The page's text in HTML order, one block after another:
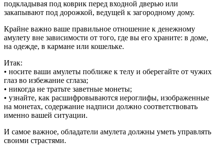
подкладывая под коврик перед входной дверью или
закапывают под дорожкой, ведущей к загородному дому.
Крайне важно ваше правильное отношение к денежному
амулету вне зависимости от того, где вы его храните: в доме,
на одежде, в кармане или кошельке.
Итак:
• носите ваши амулеты поближе к телу и оберегайте от чужих
глаз во избежание сглаза;
• никогда не тратьте заветные монеты;
• узнайте, как расшифровываются иероглифы, изображенные
на монетах, содержание надписи должно соответствовать
именно вашей ситуации.
И самое важное, обладатели амулета должны уметь управлять
своими страстями.